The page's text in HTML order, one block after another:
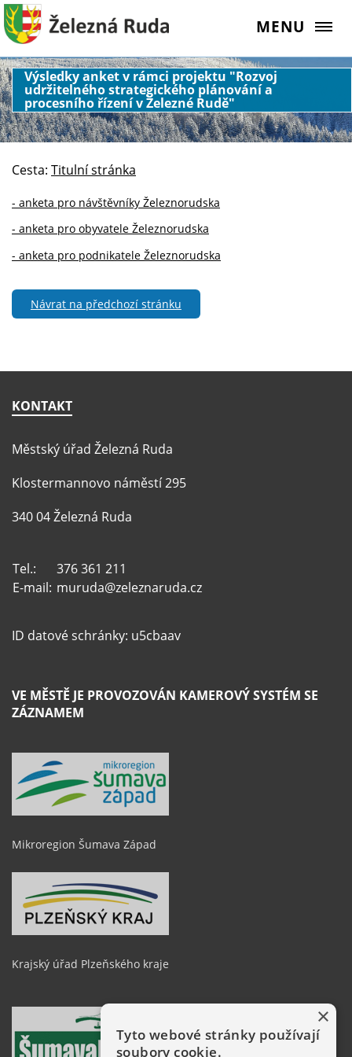
MENU
Výsledky anket v rámci projektu "Rozvoj
udržitelného strategického plánování a
procesního řízení v Železné Rudě"
Cesta: Titulní stránka
- anketa pro návštěvníky Železnorudska
- anketa pro obyvatele Železnorudska
- anketa pro podnikatele Železnorudska
Návrat na předchozí stránku
KONTAKT
Městský úřad Železná Ruda
Klostermannovo náměstí 295
340 04 Železná Ruda
Tel.:
376 361 211
E-mail: muruda@zeleznaruda.cz
ID datové schránky: u5cbaav
VE MĚSTĚ JE PROVOZOVÁN KAMEROVÝ SYSTÉM SE
ZÁZNAMEM
Mikroregion Šumava Západ
Krajský úřad Plzeňského kraje
×
Tyto webové stránky používají
soubory cookie.